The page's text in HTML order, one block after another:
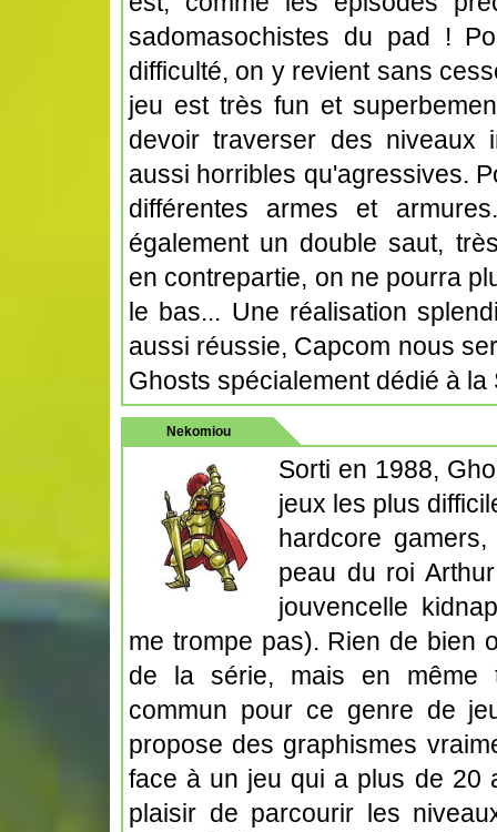
sadomasochistes du pad !
difficulté, on y revient sans
jeu est très fun et
devoir traverser des niveaux
aussi horribles qu'agressives.
différentes armes et
également un double saut,
en contrepartie, on ne pourra
le bas... Une réalisation
aussi réussie, Capcom nous
Ghosts spécialement dédié à la
Nekomiou
Sorti en 1988,
jeux les plus
hardcore
peau du roi
jouvencelle
me trompe pas). Rien de bien
de la série, mais en même
commun pour ce genre de
propose des graphismes
face à un jeu qui a plus de 20
plaisir de parcourir les